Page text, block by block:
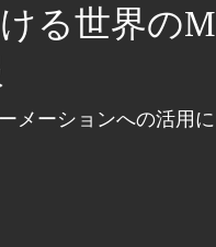
る世界の
メーションへの活用